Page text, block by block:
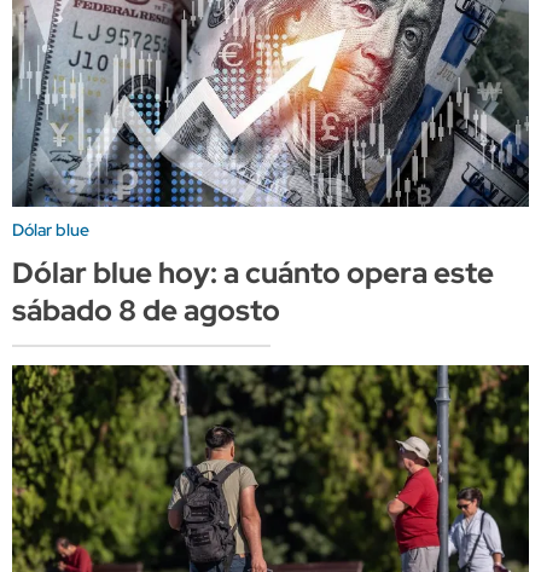
Dólar blue
Dólar blue hoy: a cuánto opera este
sábado 8 de agosto